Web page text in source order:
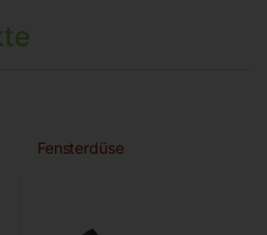
Fensterdüse